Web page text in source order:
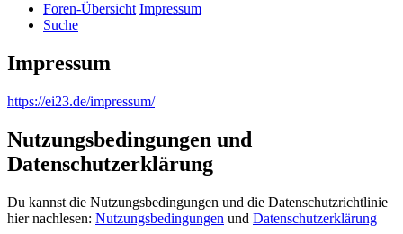
Foren-Übersicht Impressum
Suche
Impressum
https://ei23.de/impressum/
Nutzungsbedingungen und
Datenschutzerklärung
Du kannst die Nutzungsbedingungen und die Datenschutzrichtlinie
hier nachlesen: Nutzungsbedingungen und Datenschutzerklärung